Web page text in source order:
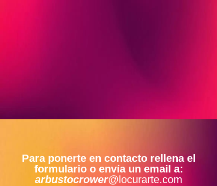
Para ponerte en contacto rellena el
formulario o envía un email a:
arbustocrower@locurarte.com